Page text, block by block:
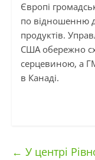
Європі
по відношенню
продуктів.
США обережно
серцевиною, а
в Канаді.
← У центрі